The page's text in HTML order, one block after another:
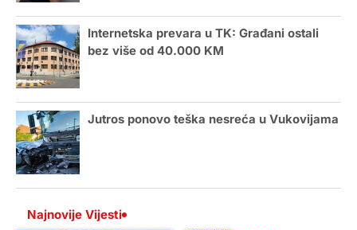
Internetska prevara u TK: Građani ostali
bez više od 40.000 KM
Jutros ponovo teška nesreća u Vukovijama
Najnovije Vijesti